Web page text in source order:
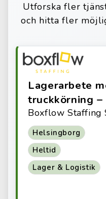
Utforska fler
och hitta fler
Lagerarbete
truckkörning
Boxflow Staffing
Helsingborg
Heltid
Lager & Logistik